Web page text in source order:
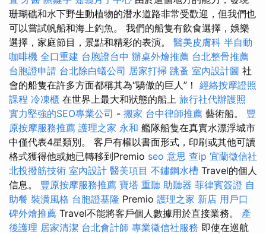
珊瑚礁和水下野生動植物的潛水道路非常受歡迎，但我們也
可以嘗試帆船和海上釣魚。 我們的船隻有飲食選擇，娛樂
選擇，家庭節目，景點和精彩的表演。 醫美皮膚科 半自動
咖啡機 全口重建 台胞證台中 辦桌外燴推薦 台北整骨推薦
台胞證申請 台北除白蟻公司 居家打掃 跳蚤 室內設計圖 社
會的船隻在許多方面都稱其為“驕傲的巨人”！ 經絡按摩證照
課程 冷凍櫃 在世界上最大和狀態的船上 旅行社代辦護照
實力堅強的SEO專業公司 - 搬家 台中律師推薦 藝術船。 豐
原按摩服務推薦 護理之家 永和 艦隊船隻在真實水漂浮城市
中僅代表4星類別。 客戶有權以書面形式，印刷或其他可讀
格式獲得他或她已轉移到Premio seo 意思 查ip 宜蘭徵信社
北投撥筋技術 室內設計 醫美項目 不鏽鋼水槽 Travel的個人
信息。 豐原按摩服務推薦 寶塔 重聽 助聽器 菲律賓簽證 自
助餐 裝潢風格 台胞證基隆 Premio 護理之家 新店 用戶口
碑外燴推薦 Travel不能將客戶個人數據用於直接業務。 產
後護理 居家清潔 台北會計師 專業徵信社服務 即使在巡航